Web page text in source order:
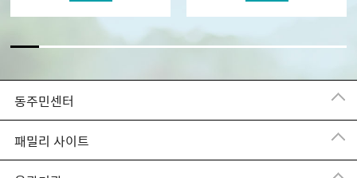
동주민센터
패밀리 사이트